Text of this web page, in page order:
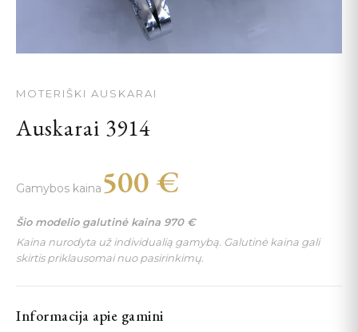
MOTERIŠKI AUSKARAI
Auskarai 3914
Gamybos kaina 500 €
Šio modelio galutinė kaina 970 €
Kaina nurodyta už individualią gamybą. Galutinė kaina gali
skirtis priklausomai nuo pasirinkimų.
Informacija apie gamini